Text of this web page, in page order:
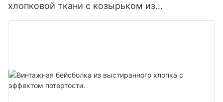
хлопковой ткани с козырьком из
искусственной замши, возможно нанесение